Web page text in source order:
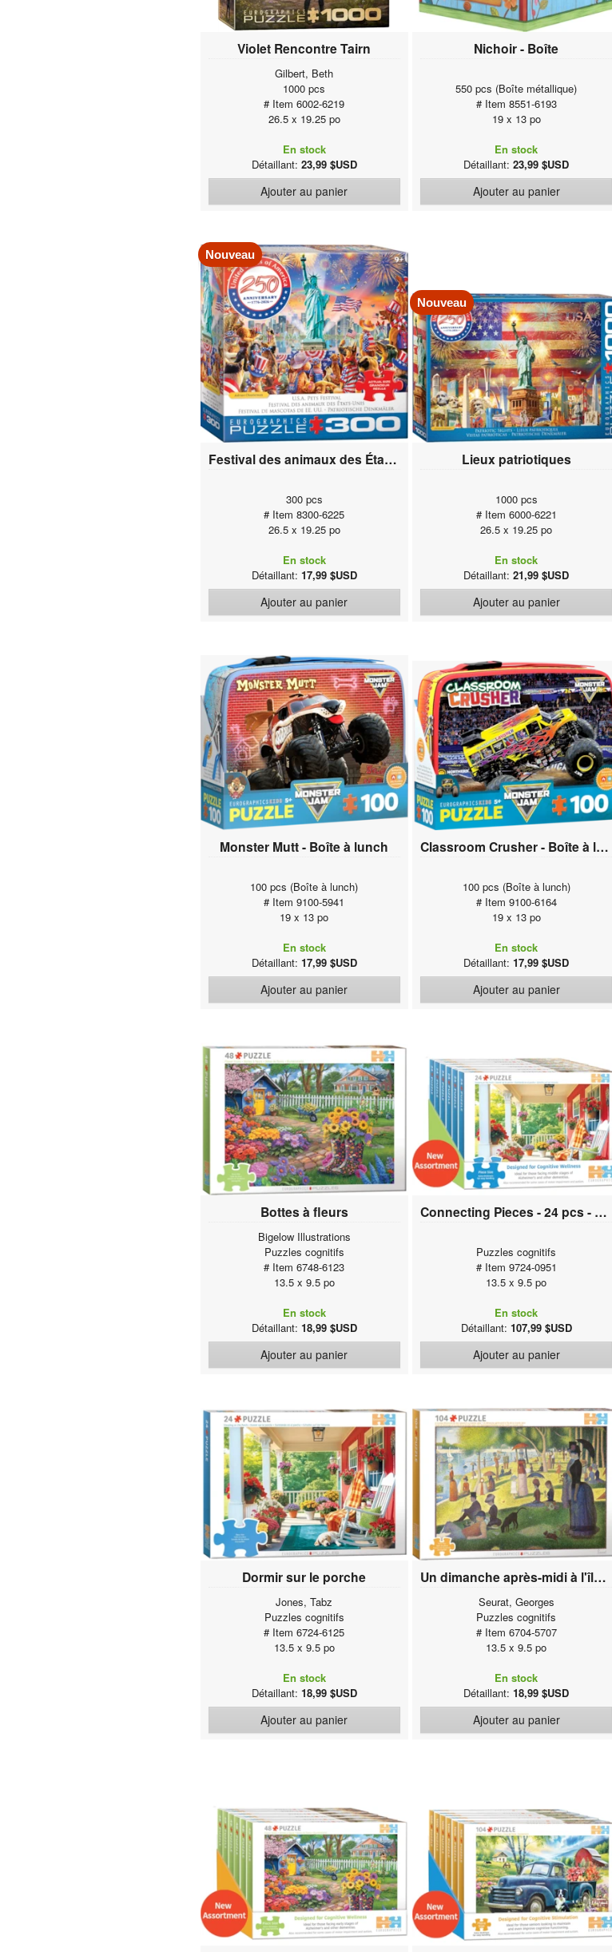
Violet Rencontre Tairn
Gilbert, Beth
1000 pcs
# Item 6002-6219
26.5 x 19.25 po
En stock
Détaillant: 23,99 $USD
Ajouter au panier
Nichoir - Boîte
550 pcs (Boîte métallique)
# Item 8551-6193
19 x 13 po
En stock
Détaillant:23,99 $USD
Ajouter au panier
Nouveau
Festival des animaux des États-Unis
300 pcs
# Item 8300-6225
26.5 x 19.25 po
En stock
Détaillant: 17,99 $USD
Ajouter au panier
Nouveau
Lieux patriotiques
1000 pcs
# Item 6000-6221
26.5 x 19.25 po
En stock
Détaillant:21,99 $USD
Ajouter au panier
Monster Mutt - Boîte à lunch
100 pcs (Boîte à lunch)
# Item 9100-5941
19 x 13 po
En stock
Détaillant: 17,99 $USD
Ajouter au panier
Classroom Crusher - Boîte à lunch
100 pcs (Boîte à lunch)
# Item 9100-6164
19 x 13 po
En stock
Détaillant:17,99 $USD
Ajouter au panier
Bottes à fleurs
Bigelow Illustrations
Puzzles cognitifs
# Item 6748-6123
13.5 x 9.5 po
En stock
Détaillant: 18,99 $USD
Ajouter au panier
Connecting Pieces - 24 pcs - Assortiment de 6 paquets
Puzzles cognitifs
# Item 9724-0951
13.5 x 9.5 po
En stock
Détaillant: 107,99 $USD
Ajouter au panier
Dormir sur le porche
Jones, Tabz
Puzzles cognitifs
# Item 6724-6125
13.5 x 9.5 po
En stock
Détaillant: 18,99 $USD
Ajouter au panier
Un dimanche après-midi à l'île de la Grande Jatte
Seurat, Georges
Puzzles cognitifs
# Item 6704-5707
13.5 x 9.5 po
En stock
Détaillant:18,99 $USD
Ajouter au panier